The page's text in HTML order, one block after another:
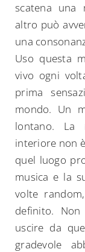
scatena una
altro può
una
Uso questa
vivo ogni
prima
mondo. Un
lontano. La
interiore non
quel luogo
musica e la
volte
definito.
uscire da
gradevole